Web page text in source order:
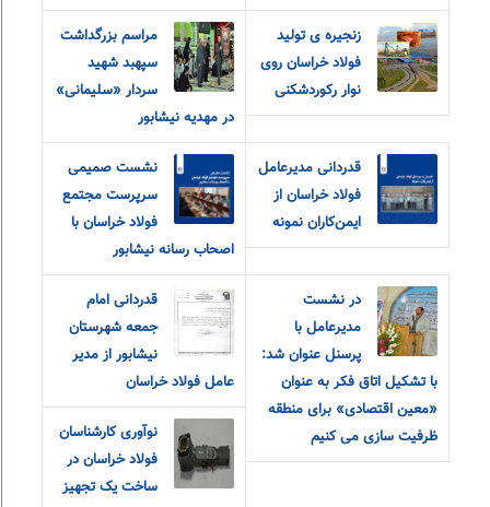
زنجیره ی تولید
فولاد خراسان روی
نوار رکوردشکنی
مراسم بزرگداشت
سپهبد شهید
سردار «سلیمانی»
در مهدیه نیشابور
قدردانی مدیرعامل
فولاد خراسان از
ایمن‌کاران نمونه
نشست صمیمی
سرپرست مجتمع
فولاد خراسان با
اصحاب رسانه نیشابور
در نشست
مدیرعامل با
پرسنل عنوان شد:
با تشکیل اتاق فکر به عنوان
«معین اقتصادی» برای منطقه
ظرفیت سازی می کنیم
قدردانی امام
جمعه شهرستان
نیشابور از مدیر
عامل فولاد خراسان
نوآوری کارشناسان
فولاد خراسان در
ساخت یک تجهیز